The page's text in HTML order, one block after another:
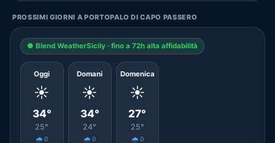
PROSSIMI GIORNI A PORTOPALO DI CAPO PASSERO
● Blend WeatherSicily · fino a 72h alta affidabilità
Oggi
☀️
34°
25°
🌧️ 0
Domani
☀️
34°
24°
🌧️ 0
Domenica
☀️
27°
25°
🌧️ 0